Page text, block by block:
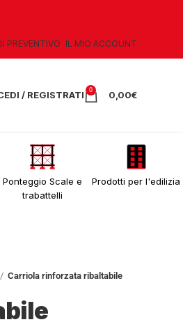
PREVENTIVO IL MIO ACCOUNT
/ REGISTRATI 0 0,00€
Ponteggio Scale e
trabattelli
Prodotti per l'edilizia
Carriola rinforzata ribaltabile